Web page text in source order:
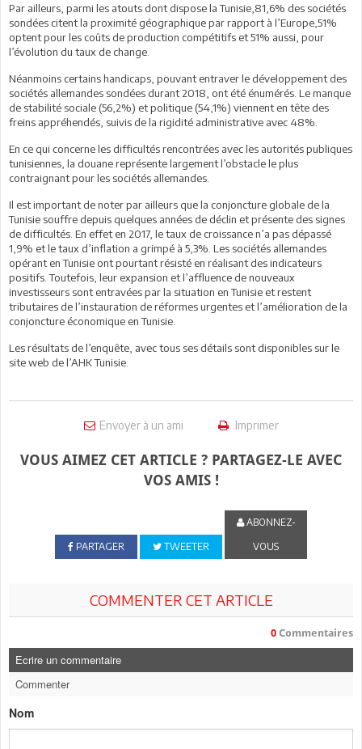
Par ailleurs, parmi les atouts dont dispose la Tunisie,81,6% des sociétés
sondées citent la proximité géographique par rapport à l’Europe,51%
optent pour les coûts de production compétitifs et 51% aussi, pour
l’évolution du taux de change.
Néanmoins certains handicaps, pouvant entraver le développement des
sociétés allemandes sondées durant 2018, ont été énumérés. Le manque
de stabilité sociale (56,2%) et politique (54,1%) viennent en tête des
freins appréhendés, suivis de la rigidité administrative avec 48%.
En ce qui concerne les difficultés rencontrées avec les autorités publiques
tunisiennes, la douane représente largement l’obstacle le plus
contraignant pour les sociétés allemandes.
Il est important de noter par ailleurs que la conjoncture globale de la
Tunisie souffre depuis quelques années de déclin et présente des signes
de difficultés. En effet en 2017, le taux de croissance n’a pas dépassé
1,9% et le taux d’inflation a grimpé à 5,3%. Les sociétés allemandes
opérant en Tunisie ont pourtant résisté en réalisant des indicateurs
positifs. Toutefois, leur expansion et l’affluence de nouveaux
investisseurs sont entravées par la situation en Tunisie et restent
tributaires de l’instauration de réformes urgentes et l’amélioration de la
conjoncture économique en Tunisie.
Les résultats de l’enquête, avec tous ses détails sont disponibles sur le
site web de l’AHK Tunisie.
Envoyer à un ami Imprimer
VOUS AIMEZ CET ARTICLE ? PARTAGEZ-LE AVEC
VOS AMIS !
PARTAGER TWEETER
ABONNEZ-
VOUS
COMMENTER CET ARTICLE
0 Commentaires
Ecrire un commentaire
Commenter
Nom